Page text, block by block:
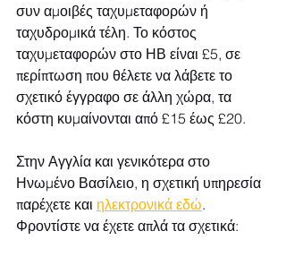
συν αμοιβές ταχυμεταφορών ή
ταχυδρομικά τέλη. Το κόστος
ταχυμεταφορών στο ΗΒ είναι £5, σε
περίπτωση που θέλετε να λάβετε το
σχετικό έγγραφο σε άλλη χώρα, τα
κόστη κυμαίνονται από £15 έως £20.
Στην Αγγλία και γενικότερα στο
Ηνωμένο Βασίλειο, η σχετική υπηρεσία
παρέχετε και ηλεκτρονικά εδώ.
Φροντίστε να έχετε απλά τα σχετικά: